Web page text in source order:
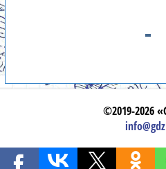
©2019-2026